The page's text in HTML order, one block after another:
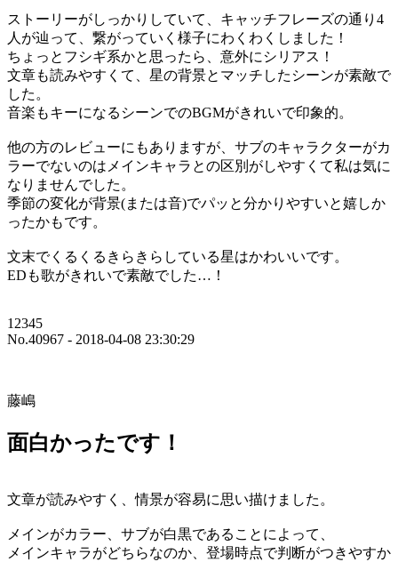
ストーリーがしっかりしていて、キャッチフレーズの通り4
人が辿って、繋がっていく様子にわくわくしました！
ちょっとフシギ系かと思ったら、意外にシリアス！
文章も読みやすくて、星の背景とマッチしたシーンが素敵で
した。
音楽もキーになるシーンでのBGMがきれいで印象的。
他の方のレビューにもありますが、サブのキャラクターがカ
ラーでないのはメインキャラとの区別がしやすくて私は気に
なりませんでした。
季節の変化が背景(または音)でパッと分かりやすいと嬉しか
ったかもです。
文末でくるくるきらきらしている星はかわいいです。
EDも歌がきれいで素敵でした…！
12345
No.40967 - 2018-04-08 23:30:29
藤嶋
面白かったです！
文章が読みやすく、情景が容易に思い描けました。
メインがカラー、サブが白黒であることによって、
メインキャラがどちらなのか、登場時点で判断がつきやすか